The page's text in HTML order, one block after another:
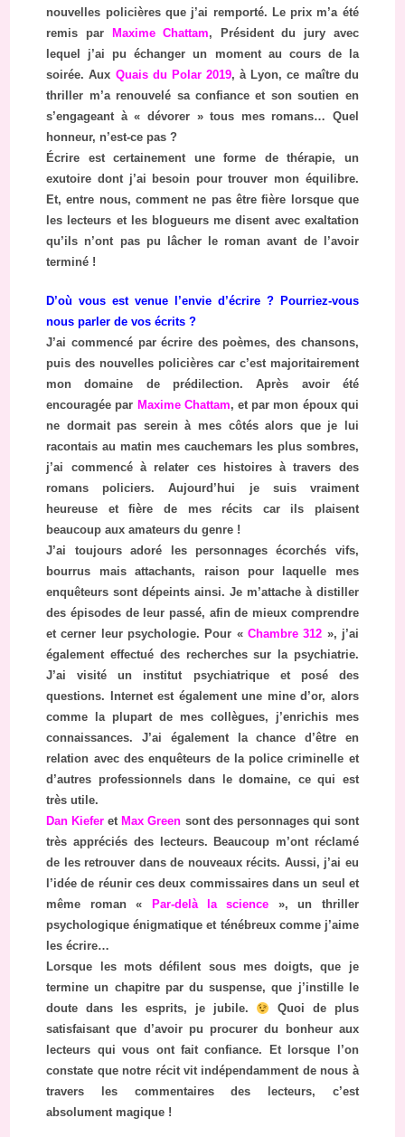
nouvelles policières que j’ai remporté. Le prix m’a été
remis par
Maxime Chattam, Président du jury avec
lequel j’ai pu échanger un moment au cours de la
soirée. Aux Quais du Polar 2019, à Lyon, ce maître du
thriller m’a renouvelé sa confiance et son soutien en
s’engageant à « dévorer » tous mes romans… Quel
honneur, n’est-ce pas ?
Écrire est certainement une forme de thérapie, un
exutoire dont j’ai besoin pour trouver mon équilibre.
Et, entre nous, comment ne pas être fière lorsque que
les lecteurs et les blogueurs me disent avec exaltation
qu’ils n’ont pas pu lâcher le roman avant de l’avoir
terminé !
D’où vous est venue l’envie d’écrire ? Pourriez-vous
nous parler de vos écrits ?
J’ai commencé par écrire des poèmes, des chansons,
puis des nouvelles policières car c’est majoritairement
mon domaine de prédilection. Après avoir été
encouragée par Maxime Chattam, et par mon époux qui
ne dormait pas serein à mes côtés alors que je lui
racontais au matin mes cauchemars les plus sombres,
j’ai commencé à relater ces histoires à travers des
romans policiers. Aujourd’hui je suis vraiment
heureuse et fière de mes récits car ils plaisent
beaucoup aux amateurs du genre !
J’ai toujours adoré les personnages écorchés vifs,
bourrus mais attachants, raison pour laquelle mes
enquêteurs sont dépeints ainsi. Je m’attache à distiller
des épisodes de leur passé, afin de mieux comprendre
et cerner leur psychologie. Pour « Chambre 312 », j’ai
également effectué des recherches sur la psychiatrie.
J’ai visité un institut psychiatrique et posé des
questions. Internet est également une mine d’or, alors
comme la plupart de mes collègues, j’enrichis mes
connaissances. J’ai également la chance d’être en
relation avec des enquêteurs de la police criminelle et
d’autres professionnels dans le domaine, ce qui est
très utile.
Dan Kiefer et Max Green sont des personnages qui sont
très appréciés des lecteurs. Beaucoup m’ont réclamé
de les retrouver dans de nouveaux récits. Aussi, j’ai eu
l’idée de réunir ces deux commissaires dans un seul et
même roman «
Par-delà la science », un thriller
psychologique énigmatique et ténébreux comme j’aime
les écrire…
Lorsque les mots défilent sous mes doigts, que je
termine un chapitre par du suspense, que j’instille le
doute dans les esprits, je jubile.
Quoi de plus
satisfaisant que d’avoir pu procurer du bonheur aux
lecteurs qui vous ont fait confiance. Et lorsque l’on
constate que notre récit vit indépendamment de nous à
travers les commentaires des lecteurs, c’est
absolument magique !